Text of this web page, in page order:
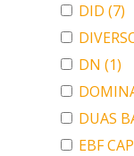
DID (7)
DN (1)
DUAS
EBF